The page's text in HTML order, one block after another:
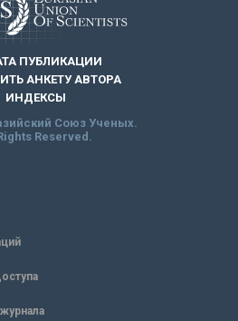
ПУБЛИКАЦИИ
АНКЕТУ АВТОРА
ИНДЕКСЫ
Союз Ученых.
Reserved.